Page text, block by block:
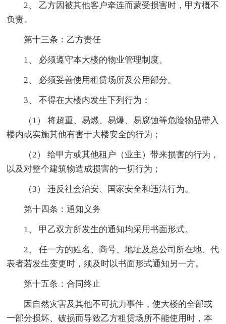
2、 乙方因被其他客户牵连而蒙受损害时，甲方概不
负责。
第十三条：乙方责任
1、 必须遵守本大楼的物业管理制度。
2、 必须妥善使用租赁场所及公用部分。
3、 不得在大楼内发生下列行为：
（1） 将超重、易燃、易爆、易腐蚀等危险物品带入
楼内或实施其他有害于大楼安全的行为；
（2） 给甲方或其他租户（业主）带来损害的行为，
以及对整个建筑物造成损害的一切行为；
（3） 违反社会治安、国家安全和违法行为。
第十四条：通知义务
1、 甲乙双方所发生的通知均采用书面形式。
2、 任一方的姓名、商号、地址及总公司所在地、代
表者若发生变更时，须及时以书面形式通知另一方。
第十五条：合同终止
因自然灾害及其他不可抗力事件，使大楼的全部或
一部分损坏、破损而导致乙方租赁场所不能使用时，本